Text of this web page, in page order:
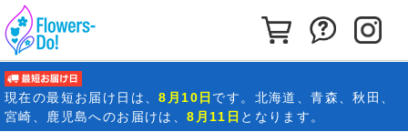
カートを見る
お問い合
現在の最短お届け日 は、8月10日 です。北海道、青森、秋田、
宮崎、鹿児島へのお届けは、8月11日 となります。